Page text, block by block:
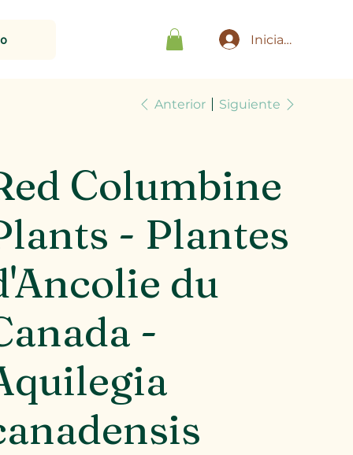
Iniciar sesión
Anterior Siguiente
Columbine
- Plantes
du
-